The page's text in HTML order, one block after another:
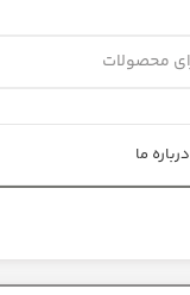
درباره ما